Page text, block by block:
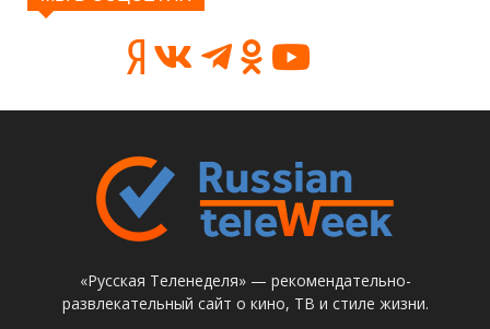
«Русская Теленеделя» — рекомендательно-
развлекательный сайт о кино, ТВ и стиле жизни.